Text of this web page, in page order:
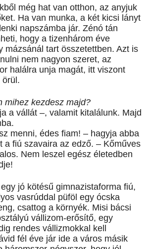
még hat van otthon, az anyjuk
Ha van munka, a két kicsi lányt
napszámba jár. Zénó tán
hogy a tizenhárom éve
mázsánál tart összetettben. Azt is
nem nagyon szeret, az
halálra unja magát, itt viszont
örül.
mihez kezdesz majd?
a vállát –, valamit kitalálunk. Majd
menni, édes fiam! – hagyja abba
a fiú szavaira az edző. – Kőműves
Nem leszel egész életedben
jó kötésű gimnazistaforma fiú,
vasrúddal püföl egy ócska
csattog a környék. Misi bácsi
vállizom-erősítő, egy
rendes vállizmokkal kell
fél éve jár ide a város másik